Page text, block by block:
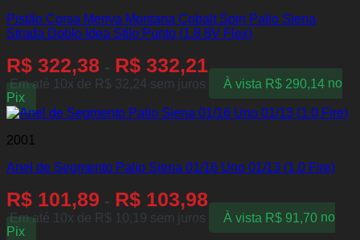
Pistão Corsa Meriva Montana Cobalt Spin Palio Siena
Strada Doblo Idea Stilo Punto (1.8 8V Flex)
R$ 322,38 - R$ 332,21
Em até 10x de R$ 32,24 sem juros À vista R$290,14 no
Pix
2001
Anel de Segmento Palio Siena 01/16 Uno 01/13 (1.0 Fire)
R$ 101,89 - R$ 103,98
Em até 10x de R$ 10,19 sem juros À vista R$91,70 no
Pix